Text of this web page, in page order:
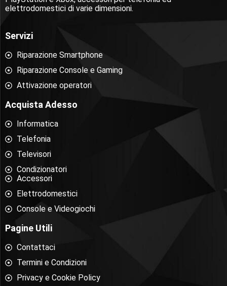
elettrodomestici di varie dimensioni.
Servizi
Riparazione Smartphone
Riparazione Console e Gaming
Attivazione operatori
Acquista Adesso
Informatica
Telefonia
Televisori
Condizionatori
Accessori
Elettrodomestici
Console e Videogiochi
Pagine Utili
Contattaci
Termini e Condizioni
Privacy e Cookie Policy